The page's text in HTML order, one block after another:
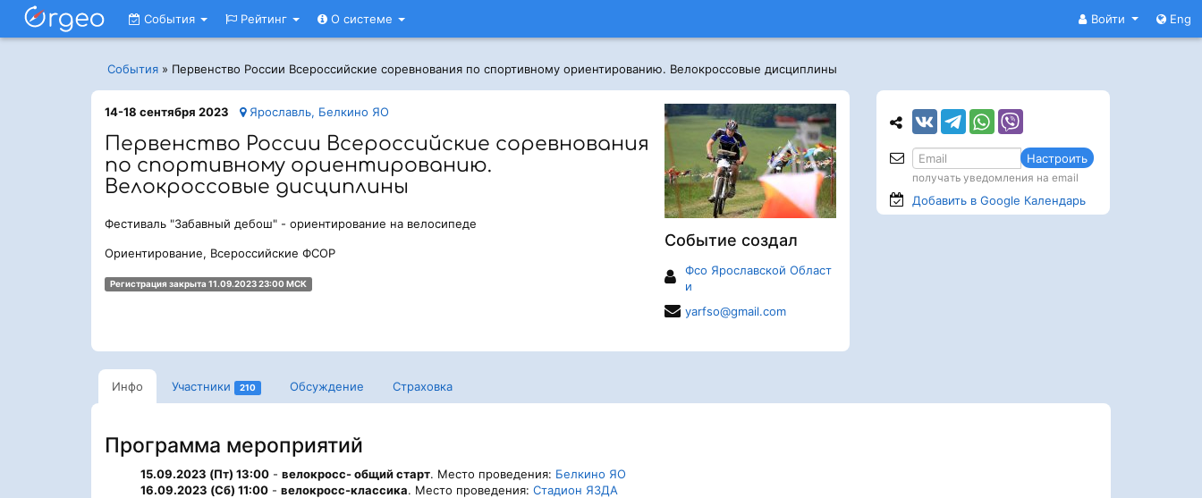
Войти Eng
События Рейтинг О системе
События » Первенство России Всероссийские соревнования по спортивному ориентированию. Велокроссовые дисциплины
Событие создал
Фсо Ярославской Област
и
yarfso@gmail.com
14-18 сентября 2023 Ярославль, Белкино ЯО
Первенство России Всероссийские соревнования
по спортивному ориентированию.
Велокроссовые дисциплины
Фестиваль "Забавный дебош" - ориентирование на велосипеде
Ориентирование, Всероссийские ФСОР
Регистрация закрыта 11.09.2023 23:00 МСК
Инфо Участники 210 Обсуждение Страховка
Программа мероприятий
15.09.2023 (Пт) 13:00 - велокросс- общий старт. Место проведения: Белкино ЯО
16.09.2023 (Сб) 11:00 - велокросс-классика. Место проведения: Стадион ЯЗДА
Настроить
получать уведомления на email
Добавить в Google Календарь